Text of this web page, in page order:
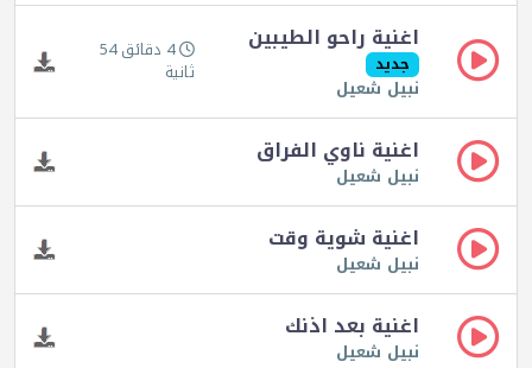
اغنية راحو الطيبين
جديد
نبيل شعيل
4 دقائق 54
ثانية
اغنية ناوي الفراق
نبيل شعيل
اغنية شوية وقت
نبيل شعيل
اغنية بعد اذنك
نبيل شعيل